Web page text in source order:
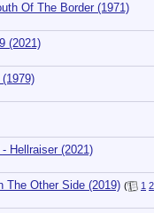
Of The Border (1971)
(2021)
Hellraiser (2021)
The Other Side (2019) ( 1 2